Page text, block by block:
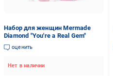
Набор для женщин Mermade
Diamond "You're a Real Gem"
оценить
Нет в наличии